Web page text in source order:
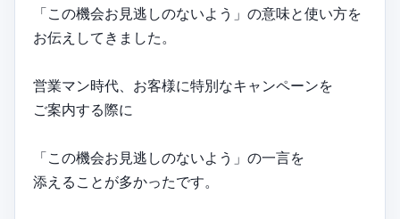
「この機会お見逃しのないよう」の意味と使い方を
お伝えしてきました。
営業マン時代、お客様に特別なキャンペーンを
ご案内する際に
「この機会お見逃しのないよう」の一言を
添えることが多かったです。